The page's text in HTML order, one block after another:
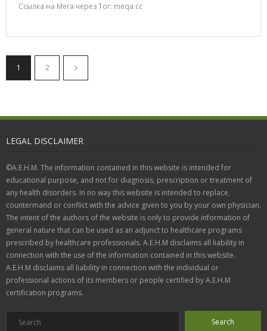
Ссылка на Мега через Tor: meqa.cc
1 2
LEGAL DISCLAIMER
©A.E.H.M. The information contained in this website is intended for
educational purpose, and not for diagnosis, prescription or treatment of
any health disorders. In no way this website is intended to replace,
countermand or conflict with the advice given to you by your own physician.
The intent of the authors of the website is only to provide information of
general nature that can be used as an adjunct to healthcare programs
prescribed by healthcare professionals. A.E.H.M disclaims all liability in
connection with the use of the information contained in this website.
A.E.H.M disclaims all liability in connection with the individual or
professional actions of its members or people certified by A.E.H.M
certification programs.